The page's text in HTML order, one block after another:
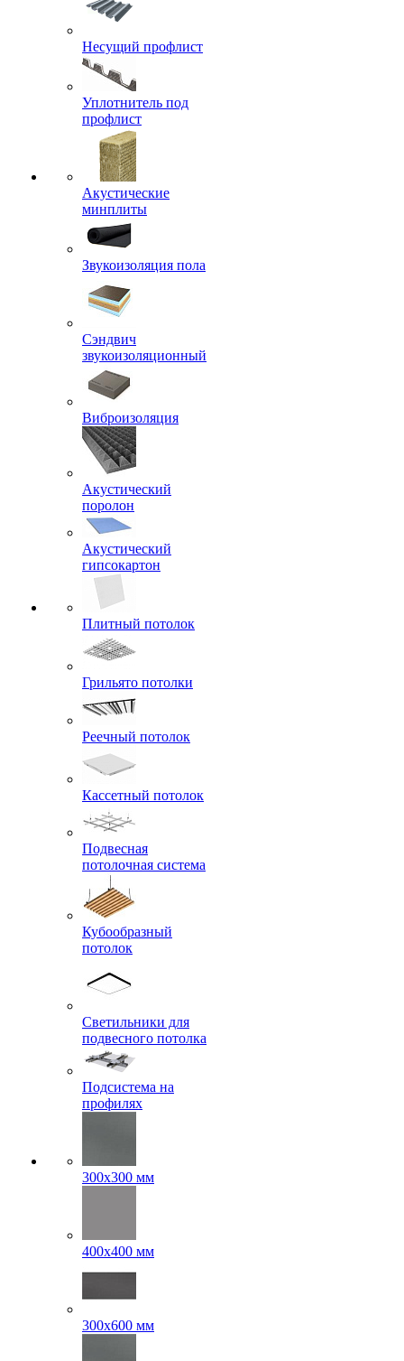
Несущий профлист
Уплотнитель под
профлист
Акустические
минплиты
Звукоизоляция пола
Сэндвич
звукоизоляционный
Виброизоляция
Акустический
поролон
Акустический
гипсокартон
Плитный потолок
Грильято потолки
Реечный потолок
Кассетный потолок
Подвесная
потолочная система
Кубообразный
потолок
Светильники для
подвесного потолка
Подсистема на
профилях
300x300 мм
400х400 мм
300x600 мм